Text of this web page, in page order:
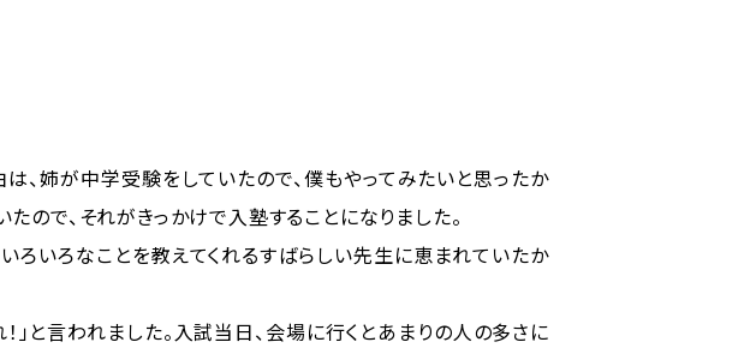
、姉が中学受験をしていたので、僕もやってみたいと思ったか
たので、それがきっかけで入塾することになりました。
いろいろなことを教えてくれるすばらしい先生に恵まれていたか
と言われました。入試当日、会場に行くとあまりの人の多さに